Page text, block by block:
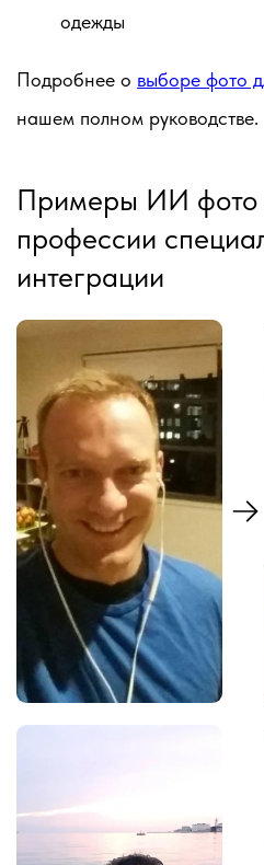
одежды
Подробнее о выборе фото
нашем полном руководстве.
Примеры ИИ фото
профессии
интеграции